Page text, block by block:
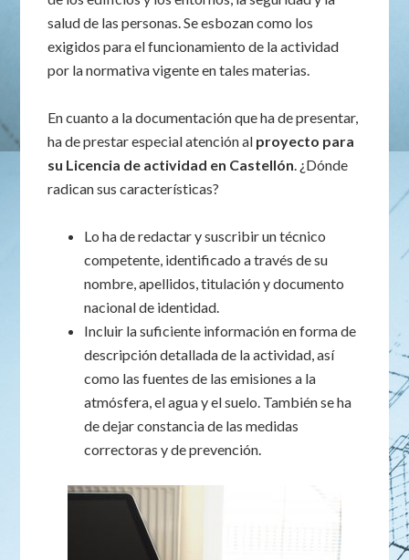
salud de las personas. Se esbozan como los
exigidos para el funcionamiento de la actividad
por la normativa vigente en tales materias.
En cuanto a la documentación que ha de presentar,
ha de prestar especial atención al proyecto para
su Licencia de actividad en Castellón. ¿Dónde
radican sus características?
Lo ha de redactar y suscribir un técnico
competente, identificado a través de su
nombre, apellidos, titulación y documento
nacional de identidad.
Incluir la suficiente información en forma de
descripción detallada de la actividad, así
como las fuentes de las emisiones a la
atmósfera, el agua y el suelo. También se ha
de dejar constancia de las medidas
correctoras y de prevención.